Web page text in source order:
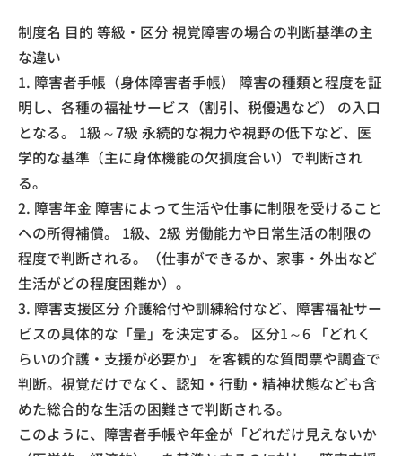
制度名 目的 等級・区分 視覚障害の場合の判断基準の主
な違い
1. 障害者手帳（身体障害者手帳） 障害の種類と程度を証
明し、各種の福祉サービス（割引、税優遇など） の入口
となる。 1級～7級 永続的な視力や視野の低下など、医
学的な基準（主に身体機能の欠損度合い）で判断され
る。
2. 障害年金 障害によって生活や仕事に制限を受けること
への所得補償。 1級、2級 労働能力や日常生活の制限の
程度で判断される。（仕事ができるか、家事・外出など
生活がどの程度困難か）。
3. 障害支援区分 介護給付や訓練給付など、障害福祉サー
ビスの具体的な「量」を決定する。 区分1～6 「どれく
らいの介護・支援が必要か」 を客観的な質問票や調査で
判断。視覚だけでなく、認知・行動・精神状態なども含
めた総合的な生活の困難さで判断される。
このように、障害者手帳や年金が「どれだけ見えないか